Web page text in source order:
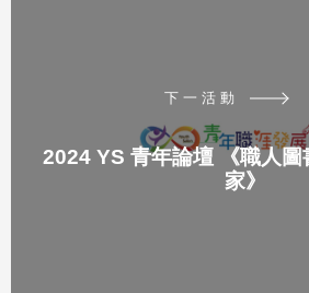
下一活動
2024 YS 青年論壇 《職人圖
家》